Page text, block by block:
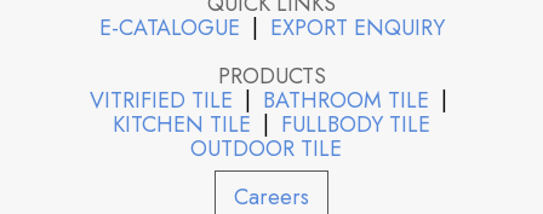
E-CATALOGUE | EXPORT ENQUIRY
PRODUCTS
VITRIFIED TILE | BATHROOM TILE |
KITCHEN TILE | FULLBODY TILE
OUTDOOR TILE
Careers